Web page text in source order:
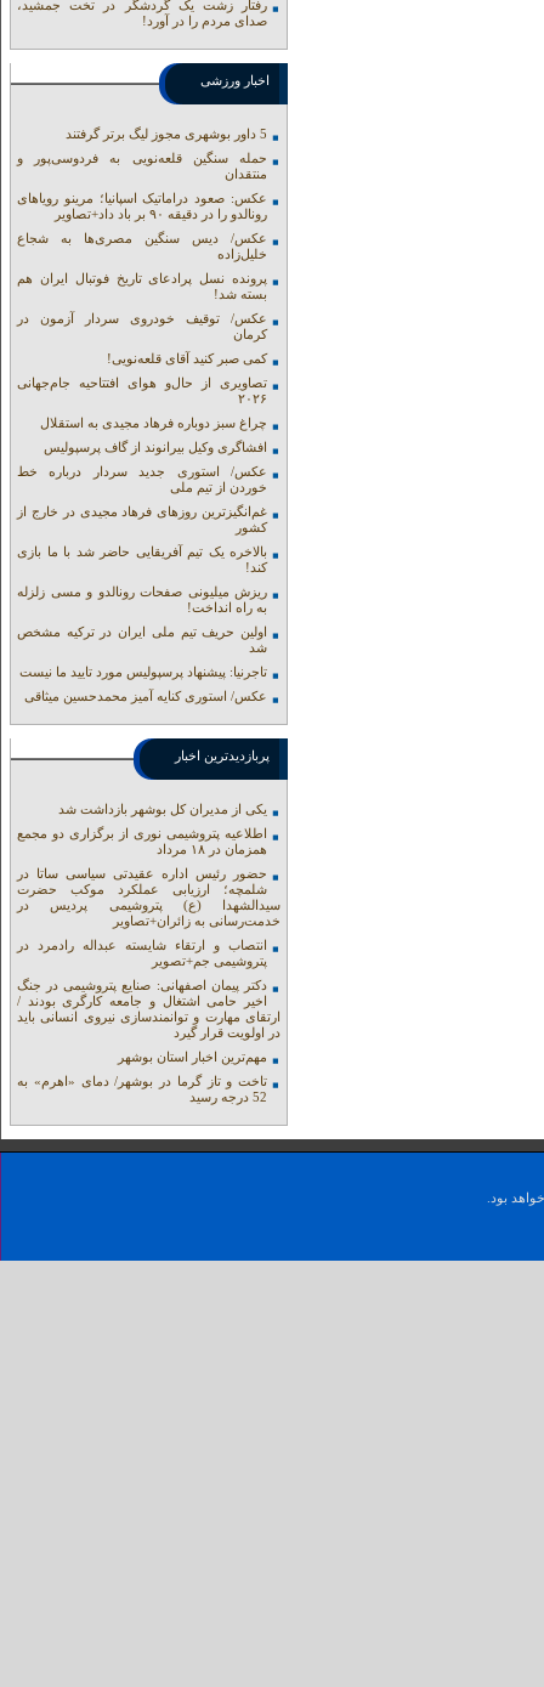
رفتار زشت یک گردشگر در تخت جمشید،
صدای مردم را در آورد!
اخبار ورزشی
5 داور بوشهری مجوز لیگ برتر گرفتند
حمله سنگین قلعه‌نویی به فردوسی‌پور و
منتقدان
عکس: صعود دراماتیک اسپانیا؛ مرینو رویاهای
رونالدو را در دقیقه ۹۰ بر باد داد+تصاویر
عکس/ دیس سنگین مصری‌ها به شجاع
خلیل‌زاده
پرونده نسل پرادعای تاریخ فوتبال ایران هم
بسته شد!
عکس/ توقیف خودروی سردار آزمون در
کرمان
کمی صبر کنید آقای قلعه‌نویی!
تصاویری از حال‌و هوای افتتاحیه جام‌جهانی
۲۰۲۶
چراغ سبز دوباره فرهاد مجیدی به استقلال
افشاگری وکیل بیرانوند از گاف‌ پرسپولیس
عکس/ استوری جدید سردار درباره خط
خوردن از تیم ملی
غم‌انگیزترین روزهای فرهاد مجیدی در خارج از
کشور
بالاخره یک تیم آفریقایی حاضر شد با ما بازی
کند!
ریزش میلیونی صفحات رونالدو و مسی زلزله
به راه انداخت!
اولین حریف تیم ملی ایران در ترکیه مشخص
شد
تاجرنیا: پیشنهاد پرسپولیس مورد تایید ما نیست
عکس/ استوری کنایه آمیز محمدحسین میثاقی
پربازدیدترین اخبار
یکی از مدیران کل بوشهر بازداشت شد
اطلاعیه پتروشیمی نوری از برگزاری دو مجمع
همزمان در ۱۸ مرداد
حضور رئیس اداره عقیدتی سیاسی ساتا در
شلمچه؛ ارزیابی عملکرد موکب حضرت
سیدالشهدا (ع) پتروشیمی پردیس در
خدمت‌رسانی به زائران+تصاویر
انتصاب و ارتقاء شایسته عبداله رادمرد در
پتروشیمی جم+تصویر
دکتر پیمان اصفهانی: صنایع پتروشیمی در جنگ
اخیر حامی اشتغال و جامعه کارگری بودند /
ارتقای مهارت و توانمندسازی نیروی انسانی باید
در اولویت قرار گیرد
مهم‌ترین اخبار استان بوشهر
تاخت و تاز گرما در بوشهر/ دمای «اهرم» به
52 درجه رسید
بود.